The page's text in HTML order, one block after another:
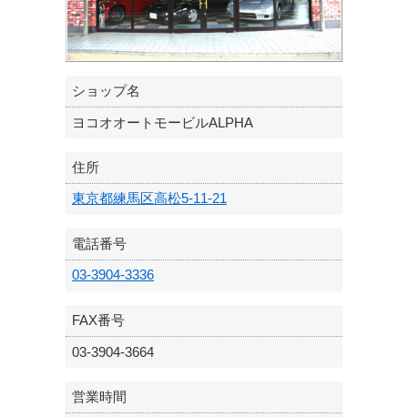
ショップ名
ヨコオオートモービルALPHA
住所
東京都練馬区高松5-11-21
電話番号
03-3904-3336
FAX番号
03-3904-3664
営業時間